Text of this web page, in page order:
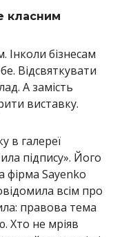
класним
бізнесам
Відсвяткувати
А замість
виставку.
в галереї
підпису». Його
фірма Sayenko
всім про
правова тема
Хто не мріяв